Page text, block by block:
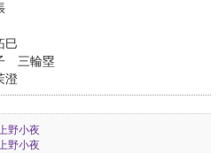
巳
三輪塁
澄
野小夜
野小夜